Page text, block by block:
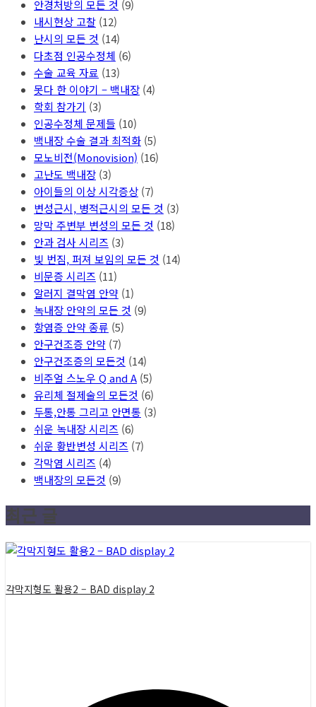
안경처방의 모든 것 (9)
내시현상 고찰 (12)
난시의 모든 것 (14)
다초점 인공수정체 (6)
수술 교육 자료 (13)
못다 한 이야기 – 백내장 (4)
학회 참가기 (3)
인공수정체 문제들 (10)
백내장 수술 결과 최적화 (5)
모노비전(Monovision) (16)
고난도 백내장 (3)
아이들의 이상 시각증상 (7)
변성근시, 병적근시의 모든 것 (3)
망막 주변부 변성의 모든 것 (18)
안과 검사 시리즈 (3)
빛 번짐, 퍼져 보임의 모든 것 (14)
비문증 시리즈 (11)
알러지 결막염 안약 (1)
녹내장 안약의 모든 것 (9)
항염증 안약 종류 (5)
안구건조증 안약 (7)
안구건조증의 모든것 (14)
비주얼 스노우 Q and A (5)
유리체 절제술의 모든것 (6)
두통,안통 그리고 안면통 (3)
쉬운 녹내장 시리즈 (6)
쉬운 황반변성 시리즈 (7)
각막염 시리즈 (4)
백내장의 모든것 (9)
최근 글
각막지형도 활용2 – BAD display 2